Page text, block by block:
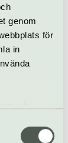
genom
för
in
Vi
–